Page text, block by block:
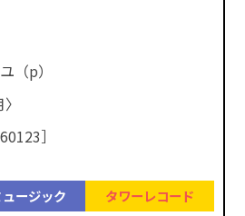
（p）
］
ージック タワーレコード